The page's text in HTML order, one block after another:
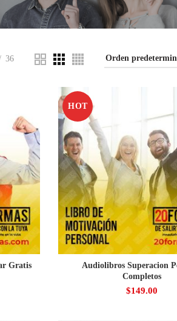
36
Gratis
HOT
Audiolibros Superacion
Completos
$149.00